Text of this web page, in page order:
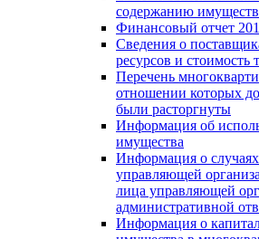
содержанию
Финансовый отчет
Сведения о
ресурсов и стоимость
Перечень
отношении которых
были расторгнуты
Информация об
имущества
Информация о
управляющей
лица управляющей
административной
Информация о